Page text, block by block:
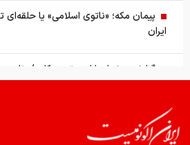
پیمان مکه؛ «ناتوی اسلامی» یا حلقه‌ای
ایران
گزارش ویژه از بازار موتورسیکلت/ زنان
هستند؟
می‌کند/ روایت حذف دانشگاه‌های ایران از